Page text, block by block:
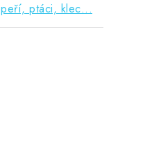
peří, ptáci, klec...